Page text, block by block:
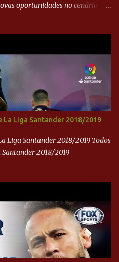
oportunidades no cenário
La Liga Santander 2018/2019
Liga Santander 2018/2019 Todos
2018/2019